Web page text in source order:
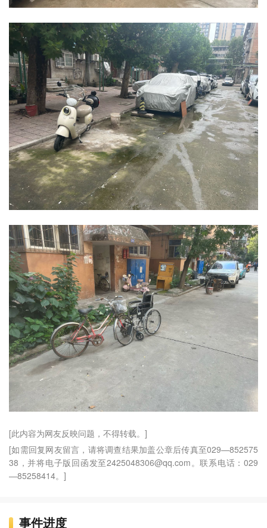
[此内容为网友反映问题，不得转载。]
[如需回复网友留言，请将调查结果加盖公章后传真至029—852575
38，并将电子版回函发至2425048306@qq.com。联系电话：029
—85258414。]
事件进度